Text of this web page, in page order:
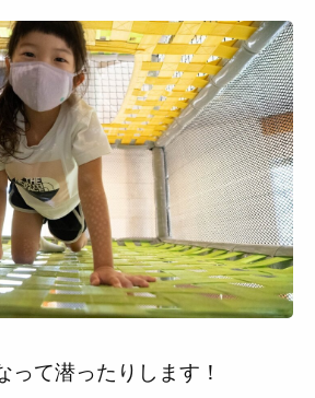
って潜ったりします！